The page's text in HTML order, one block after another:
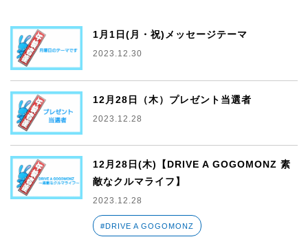
1月1日(月・祝)メッセージテーマ
2023.12.30
12月28日（木）プレゼント当選者
2023.12.28
12月28日(木)【DRIVE A GOGOMONZ 素
敵なクルマライフ】
2023.12.28
#DRIVE A GOGOMONZ